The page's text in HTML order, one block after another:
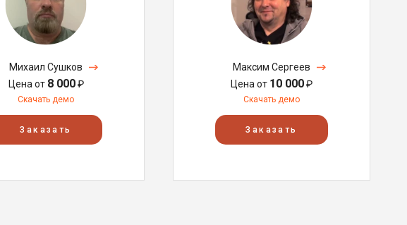
Михаил Сушков
Цена от 8 000₽
Скачать демо
Заказать
Максим Сергеев
Цена от 10 000₽
Скачать демо
Заказать